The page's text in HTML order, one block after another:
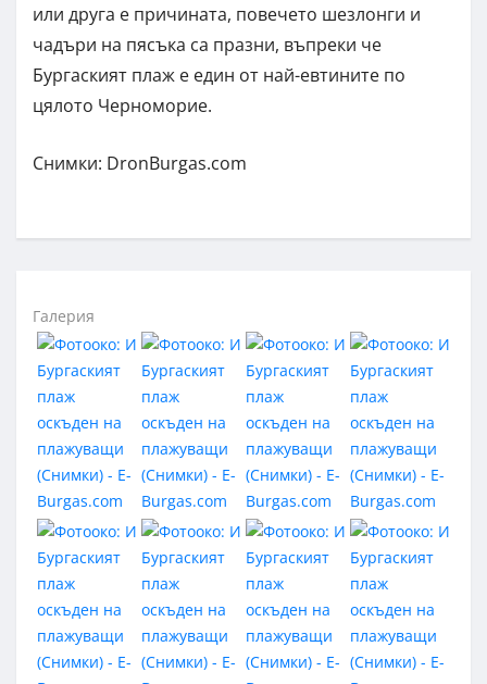
или друга е причината, повечето шезлонги и
чадъри на пясъка са празни, въпреки че
Бургаският плаж е един от най-евтините по
цялото Черноморие.
Снимки: DronBurgas.com
Галерия